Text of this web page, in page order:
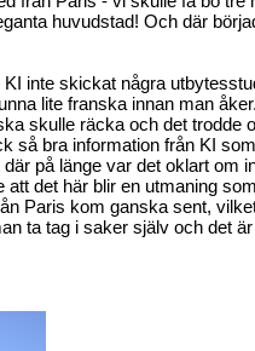
huvudstad! Och där
inte skickat några
lite franska innan man
skulle räcka och det trodde
så bra information från KI
på länge var det oklart om
att det här blir en utmaning
Paris kom ganska sent,
ta tag i saker själv och det